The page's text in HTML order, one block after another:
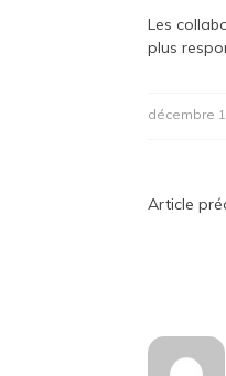
Les
plus
décembre
Article